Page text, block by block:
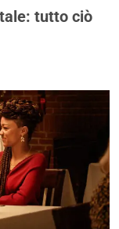
tutto ciò